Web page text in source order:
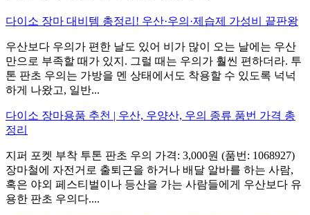
다이소 장마 대비템 총정리! 우산·우의·제습제 가성비 끝판왕
우산보다 우의가 편한 날도 있어 비가 많이 오는 날에는 우산
만으로 부족할 때가 있지. 그럴 때는 우의가 훨씬 편하더라. 투
톤 판초 우의는 가방을 멘 상태에서도 착용할 수 있도록 넉넉
하게 나왔고, 일반...
다이소 장마용품 추천 | 우산, 우양산, 우의 종류 품번 가격 총
정리
지퍼 포켓 부착 투톤 판초 우의 가격: 3,000원 (품번: 1068927)
장마철에 자전거로 출퇴근을 하거나 배달 알바를 하는 사람,
혹은 야외 페스티벌이나 등산을 가는 사람들에게 우산보다 유
용한 판초 우의다....